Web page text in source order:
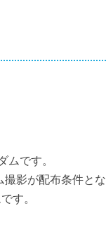
ムです。
影が配布条件と
す。